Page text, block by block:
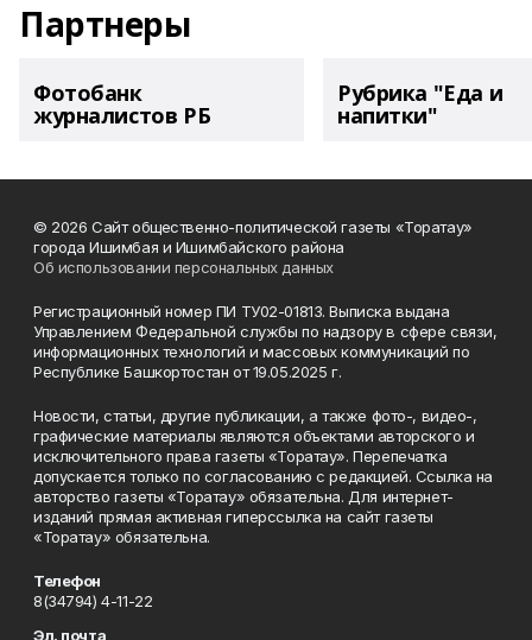
Партнеры
Фотобанк
журналистов РБ
Рубрика "Еда и
напитки"
© 2026 Сайт общественно-политической газеты «Торатау»
города Ишимбая и Ишимбайского района
Об использовании персональных данных
Регистрационный номер ПИ ТУ02-01813. Выписка выдана
Управлением Федеральной службы по надзору в сфере связи,
информационных технологий и массовых коммуникаций по
Республике Башкортостан от 19.05.2025 г.
Новости, статьи, другие публикации, а также фото-, видео-,
графические материалы являются объектами авторского и
исключительного права газеты «Торатау». Перепечатка
допускается только по согласованию с редакцией. Ссылка на
авторство газеты «Торатау» обязательна. Для интернет-
изданий прямая активная гиперссылка на сайт газеты
«Торатау» обязательна.
Телефон
8(34794) 4-11-22
Эл. почта